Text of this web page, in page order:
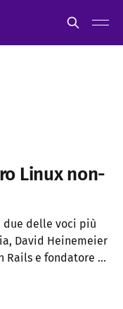
Linux non-
due delle voci più
David Heinemeier
Rails e fondatore di
delle